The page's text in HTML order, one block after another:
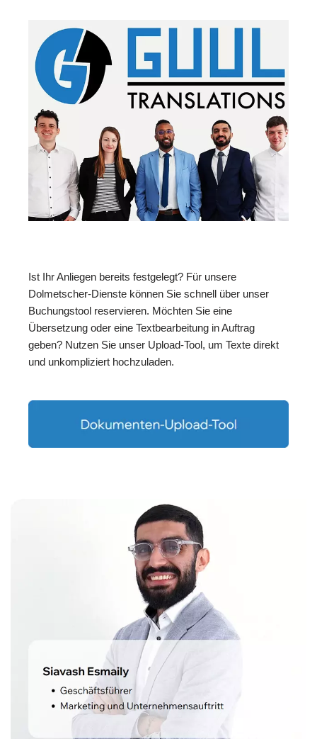
Ist Ihr Anliegen bereits festgelegt? Für unsere
Dolmetscher-Dienste können Sie schnell über unser
Buchungstool reservieren. Möchten Sie eine
Übersetzung oder eine Textbearbeitung in Auftrag
geben? Nutzen Sie unser Upload-Tool, um Texte direkt
und unkompliziert hochzuladen.